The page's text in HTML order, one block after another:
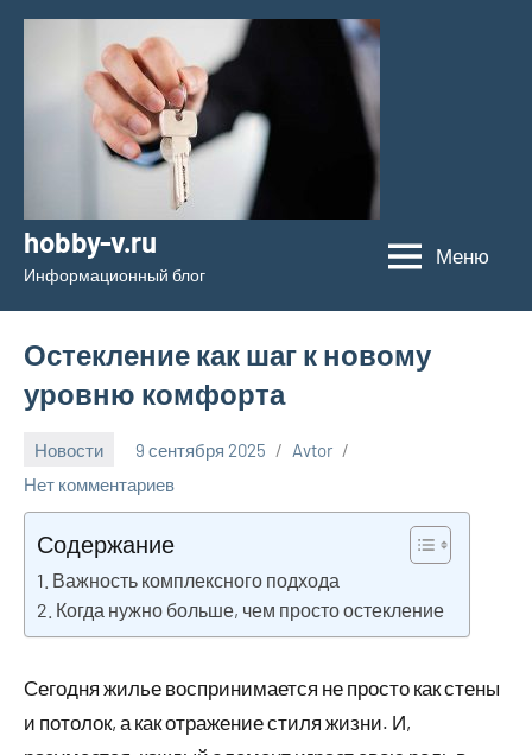
Перейти
содержимому
hobby-v.ru
Информационный блог
Меню
Остекление как шаг к новому
уровню комфорта
Новости 9 сентября 2025
Avtor
Нет комментариев
Содержание
Важность комплексного подхода
Когда нужно больше, чем просто остекление
Сегодня жилье воспринимается не просто как стены
и потолок, а как отражение стиля жизни. И,